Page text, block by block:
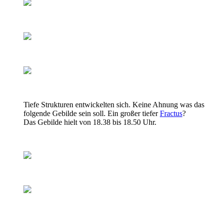
Tiefe Strukturen entwickelten sich. Keine Ahnung was das
folgende Gebilde sein soll. Ein großer tieferFractus?
Das Gebilde hielt von 18.38 bis 18.50 Uhr.